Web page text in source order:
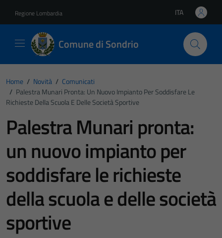
Regione Lombardia Lingua attiva:
ITA
Comune di Sondrio
Home / Novità / Comunicati
/ Palestra Munari Pronta: Un Nuovo Impianto Per Soddisfare Le
Richieste Della Scuola E Delle Società Sportive
Palestra Munari pronta:
un nuovo impianto per
soddisfare le richieste
della scuola e delle società
sportive